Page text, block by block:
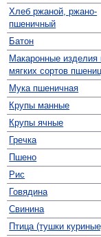
Хлеб ржаной, ржано-
пшеничный
Батон
Макаронные изделия
мягких сортов
Мука пшеничная
Крупы манные
Крупы ячные
Гречка
Пшено
Рис
Говядина
Свинина
Птица (тушки